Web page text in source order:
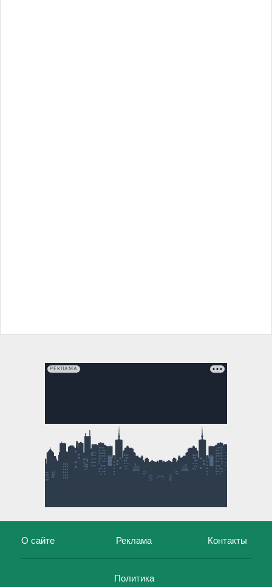
РЕКЛАМА
О сайте Реклама Контакты
Политика